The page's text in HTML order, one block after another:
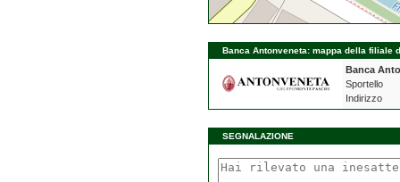
Banca Antonveneta: mappa della filiale
Banca
Sportello
Indirizzo
SEGNALAZIONE